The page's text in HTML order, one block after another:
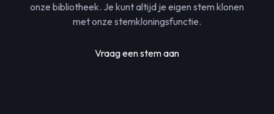
onze bibliotheek. Je kunt altijd je eigen stem klonen
met onze stemkloningsfunctie.
Vraag een stem aan